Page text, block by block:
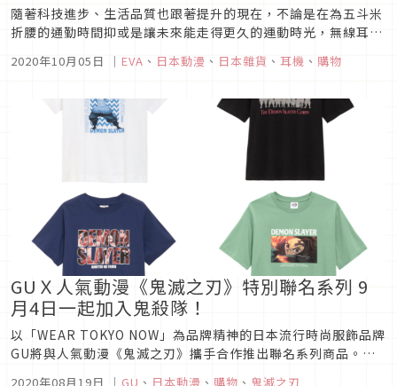
隨著科技進步、生活品質也跟著提升的現在，不論是在為五斗米
折腰的通勤時間抑或是讓未來能走得更久的運動時光，無線耳機
世紀福音戰士》，也在這特別的時刻推出了讓迷弟迷妹難以抗拒
設計吧！圖片來源...
2020年10月05日 ｜ EVA 、 日本動漫 、 日本雜貨 、 耳機 、 購物
GUＸ人氣動漫《鬼滅之刃》特別聯名系列 9
月4日一起加入鬼殺隊！
以「WEAR TOKYO NOW」為品牌精神的日本流行時尚服飾品牌
GU將與人氣動漫《鬼滅之刃》攜手合作推出聯名系列商品。全
2020年08月19日 ｜ GU 、 日本動漫 、 購物 、 鬼滅之刃